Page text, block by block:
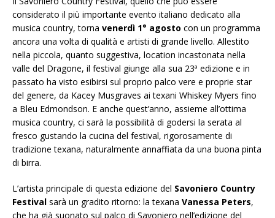
considerato il più importante evento italiano dedicato alla
musica country, torna venerdì 1° agosto con un programma
ancora una volta di qualità e artisti di grande livello. Allestito
nella piccola, quanto suggestiva, location incastonata nella
valle del Dragone, il festival giunge alla sua 23ª edizione e in
passato ha visto esibirsi sul proprio palco vere e proprie star
del genere, da Kacey Musgraves ai texani Whiskey Myers fino
a Bleu Edmondson. E anche quest’anno, assieme all’ottima
musica country, ci sarà la possibilità di godersi la serata al
fresco gustando la cucina del festival, rigorosamente di
tradizione texana, naturalmente annaffiata da una buona pinta
di birra.
L’artista principale di questa edizione del Savoniero Country
Festival sarà un gradito ritorno: la texana Vanessa Peters,
che ha già suonato sul palco di Savoniero nell’edizione del